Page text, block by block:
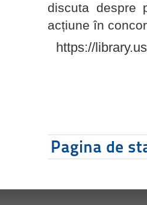
discuta despre
acțiune în
https://
Pagina de